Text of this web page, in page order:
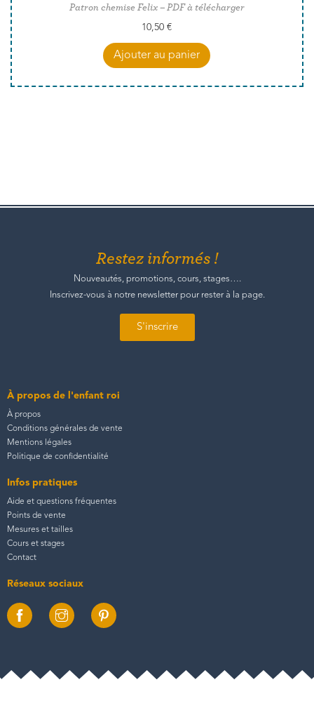
Patron chemise Felix – PDF à télécharger
10,50€
Ajouter au panier
Restez informés !
Nouveautés, promotions, cours, stages….
Inscrivez-vous à notre newsletter pour rester à la page.
S'inscrire
À propos de l'enfant roi
À propos
Conditions générales de vente
Mentions légales
Politique de confidentialité
Infos pratiques
Aide et questions fréquentes
Points de vente
Mesures et tailles
Cours et stages
Contact
Réseaux sociaux